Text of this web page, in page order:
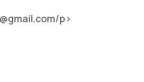
p>